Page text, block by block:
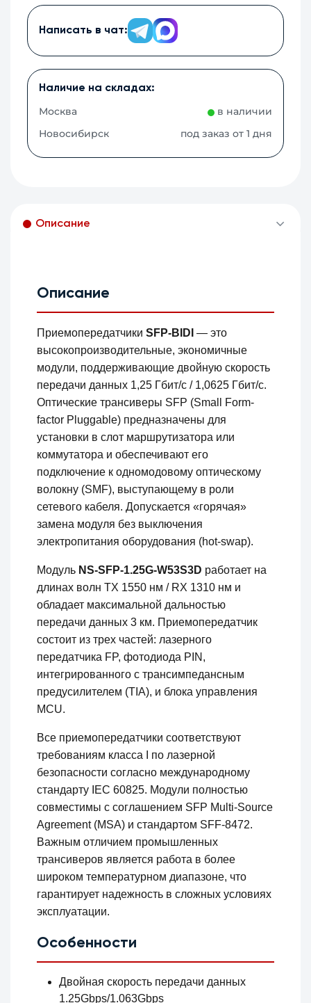
Написать в чат:
Наличие на складах:
Москва
в наличии
Новосибирск
под заказ от 1 дня
Описание
Описание
ПриемопередатчикиSFP-BIDI — это
высокопроизводительные, экономичные
модули, поддерживающие двойную скорость
передачи данных 1,25 Гбит/с / 1,0625 Гбит/с.
Оптические трансиверы SFP (Small Form-
factor Pluggable) предназначены для
установки в слот маршрутизатора или
коммутатора и обеспечивают его
подключение к одномодовому оптическому
волокну (SMF), выступающему в роли
сетевого кабеля. Допускается «горячая»
замена модуля без выключения
электропитания оборудования (hot-swap).
Модуль NS-SFP-1.25G-W53S3D работает на
длинах волн TX 1550 нм / RX 1310 нм и
обладает максимальной дальностью
передачи данных 3 км. Приемопередатчик
состоит из трех частей: лазерного
передатчика FP, фотодиода PIN,
интегрированного с трансимпедансным
предусилителем (TIA), и блока управления
MCU.
Все приемопередатчики соответствуют
требованиям класса I по лазерной
безопасности согласно международному
стандарту IEC 60825. Модули полностью
совместимы с соглашением SFP Multi-Source
Agreement (MSA) и стандартом SFF-8472.
Важным отличием промышленных
трансиверов является работа в более
широком температурном диапазоне, что
гарантирует надежность в сложных условиях
эксплуатации.
Особенности
Двойная скорость передачи данных
1.25Gbps/1.063Gbps